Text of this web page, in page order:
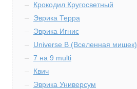
Крокодил Кругосветный
Эврика Терра
Эврика Игнис
Universe B (Вселенная мишек)
7 на 9 multi
Квич
Эврика Универсум